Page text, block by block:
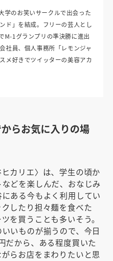
学のお笑いサークルで出会った
ド」を結成。フリーの芸人とし
M-1グランプリの準決勝に進出
社員、個人事務所「レモンジャ
メ好きでツイッターの美容アカ
らお気に入りの場
カリエ〉は、学生の頃か
どを楽しんだ、おなじみ
ある今もよく利用してい
したり担々麺を食べた
を買うことも多いそう。
いものが揃うので、今日
だから、ある程度買いた
らお店をまわりたいと思